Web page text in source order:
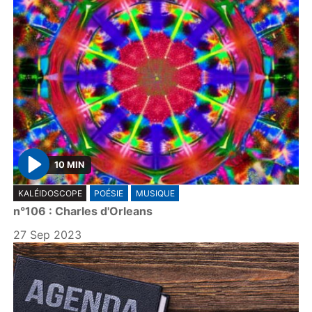
P
l
a
y
10 MIN
KALÉIDOSCOPE POÉSIE MUSIQUE
n°106 : Charles d'Orleans
27 Sep 2023